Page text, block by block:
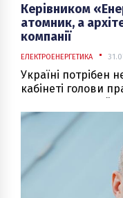
Керівником
атомник, а
компанії
ЕЛЕКТРОЕНЕРГЕТИКА
Україні потрібен
кабінеті голови
стратег, здатний
активи та
платформу для